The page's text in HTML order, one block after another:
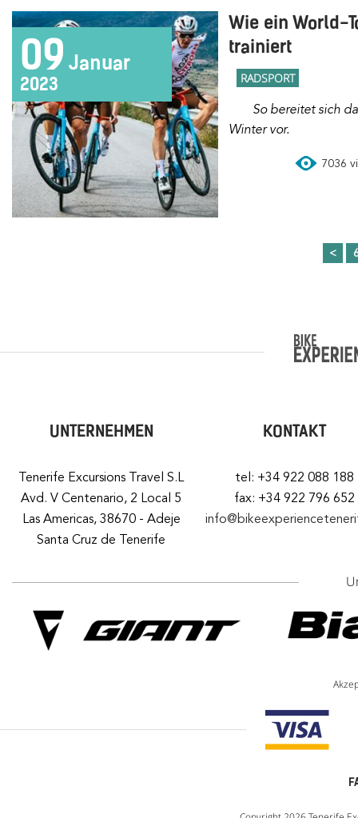
09 Januar
2023
Wie ein World-
trainiert
RADSPORT
So bereitet sich das AG2R Citroën Team im
Winter vor.
7036
<
UNTERNEHMEN
Tenerife Excursions Travel S.L
Avd. V Centenario, 2 Local 5
Las Americas, 38670 - Adeje
Santa Cruz de Tenerife
KONTAKT
tel: +34 922 088 188
fax: +34 922 796 652